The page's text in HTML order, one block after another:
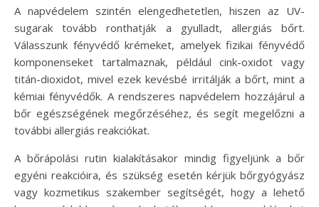
A napvédelem szintén elengedhetetlen, hiszen az UV-
sugarak tovább ronthatják a gyulladt, allergiás bőrt.
Válasszunk fényvédő krémeket, amelyek fizikai fényvédő
komponenseket tartalmaznak, például cink-oxidot vagy
titán-dioxidot, mivel ezek kevésbé irritálják a bőrt, mint a
kémiai fényvédők. A rendszeres napvédelem hozzájárul a
bőr egészségének megőrzéséhez, és segít megelőzni a
további allergiás reakciókat.
A bőrápolási rutin kialakításakor mindig figyeljünk a bőr
egyéni reakcióira, és szükség esetén kérjük bőrgyógyász
vagy kozmetikus szakember segítségét, hogy a lehető